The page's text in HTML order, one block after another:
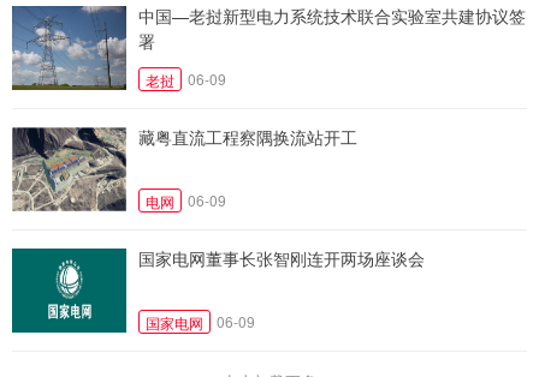
中国—老挝新型电力系统技术联合实验室共建协议签
署
老挝 06-09
藏粤直流工程察隅换流站开工
电网 06-09
国家电网董事长张智刚连开两场座谈会
国家电网 06-09